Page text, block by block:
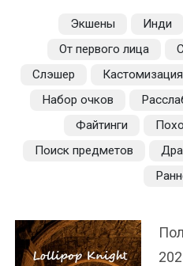
Экшены Инди
От первого лица
Слэшер
Набор очков
Файтинги
Поиск предметов